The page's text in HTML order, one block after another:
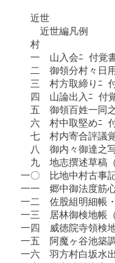
近世
近世編凡例
村
一　山入会ﾆ 付覚
二　御領分村々日
三　村方取締りﾆ
四　山論出入ﾆ 付
五　御領百姓一同
六　村中取堅めﾆ
七　村内寄合評議
八　御内々御達之
九　地志撰述草稿
一〇　比地中村古事
一一　郷中御法度筋
一二　佐股組明細帳
一三　居林御検地帳
一四　威徳院寺領検
一五　阿魔ヶ谷池築
一六　羽方村白坂水